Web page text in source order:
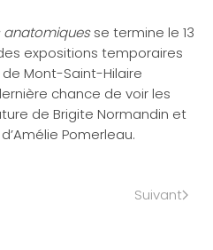
anatomiquesse termine le 13
expositions temporaires
Mont-Saint-Hilaire
chance de voir les
de Brigite Normandin et
Pomerleau.
Suivant